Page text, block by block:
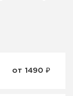
от 1490 ₽